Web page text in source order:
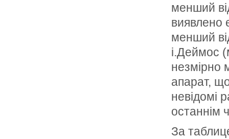
менший
виявлено
менший
і.Деймос
незмірно
апарат,
невідомі
останнім
За